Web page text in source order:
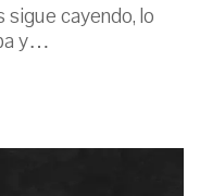
sigue cayendo, lo
y…